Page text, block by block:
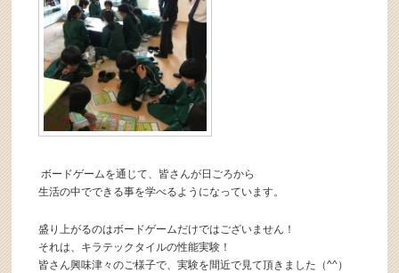
ボードゲームを通じて、皆さんが日ごろから
生活の中でできる事を学べるようになっています。
盛り上がるのはボードゲームだけではございません！
それは、キラテックタイルの性能実験！
皆さん興味津々のご様子で、実験を間近で見て頂きました（^^）